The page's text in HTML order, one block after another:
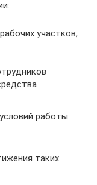
участков;
работы
таких